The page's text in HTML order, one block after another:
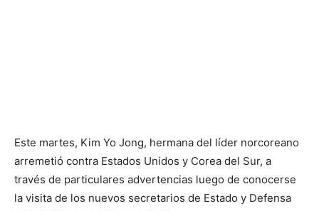
Este martes, Kim Yo Jong, hermana del líder norcoreano
arremetió contra Estados Unidos y Corea del Sur, a
través de particulares advertencias luego de conocerse
la visita de los nuevos secretarios de Estado y Defensa